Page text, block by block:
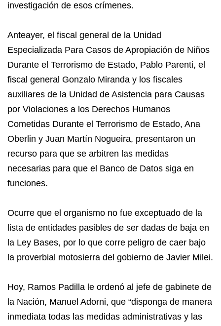
investigación de esos crímenes.
Anteayer, el fiscal general de la Unidad
Especializada Para Casos de Apropiación de Niños
Durante el Terrorismo de Estado, Pablo Parenti, el
fiscal general Gonzalo Miranda y los fiscales
auxiliares de la Unidad de Asistencia para Causas
por Violaciones a los Derechos Humanos
Cometidas Durante el Terrorismo de Estado, Ana
Oberlin y Juan Martín Nogueira, presentaron un
recurso para que se arbitren las medidas
necesarias para que el Banco de Datos siga en
funciones.
Ocurre que el organismo no fue exceptuado de la
lista de entidades pasibles de ser dadas de baja en
la Ley Bases, por lo que corre peligro de caer bajo
la proverbial motosierra del gobierno de Javier Milei.
Hoy, Ramos Padilla le ordenó al jefe de gabinete de
la Nación, Manuel Adorni, que “disponga de manera
inmediata todas las medidas administrativas y las